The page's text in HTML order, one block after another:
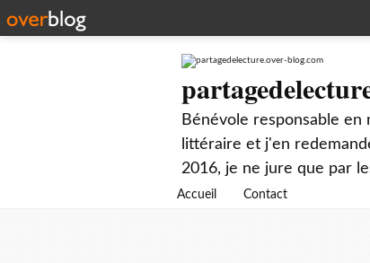
Bénévole responsable
littéraire et j'en
2016, je ne jure que par
Accueil Contact